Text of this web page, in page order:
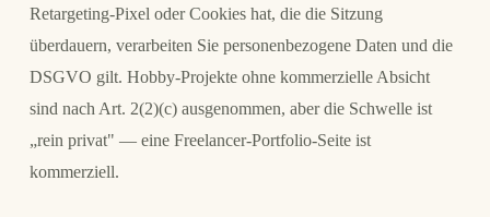
Retargeting-Pixel oder Cookies hat, die die Sitzung
überdauern, verarbeiten Sie personenbezogene Daten und die
DSGVO gilt. Hobby-Projekte ohne kommerzielle Absicht
sind nach Art. 2(2)(c) ausgenommen, aber die Schwelle ist
„rein privat" — eine Freelancer-Portfolio-Seite ist
kommerziell.